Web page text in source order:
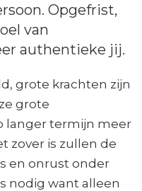
Opgefrist,
van
authentieke jij.
grote krachten zijn
grote
langer termijn meer
zover is zullen de
en onrust onder
nodig want alleen